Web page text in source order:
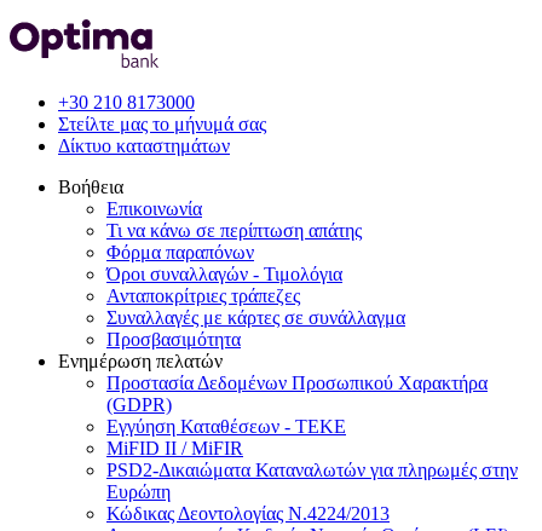
+30 210 8173000
Στείλτε μας το μήνυμά σας
Δίκτυο καταστημάτων
Βοήθεια
Επικοινωνία
Τι να κάνω σε περίπτωση απάτης
Φόρμα παραπόνων
Όροι συναλλαγών - Τιμολόγια
Ανταποκρίτριες τράπεζες
Συναλλαγές με κάρτες σε συνάλλαγμα
Προσβασιμότητα
Ενημέρωση πελατών
Προστασία Δεδομένων Προσωπικού Χαρακτήρα
(GDPR)
Εγγύηση Καταθέσεων - TEKE
MiFID II / MiFIR
PSD2-Δικαιώματα Καταναλωτών για πληρωμές στην
Ευρώπη
Κώδικας Δεοντολογίας Ν.4224/2013